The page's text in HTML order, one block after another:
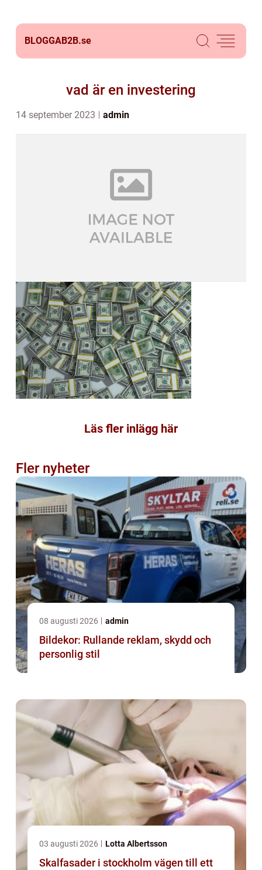
BLOGGAB2B.se
vad är en investering
14 september 2023 admin
Läs fler inlägg här
Fler nyheter
08 augusti 2026 admin
Bildekor: Rullande reklam, skydd och
personlig stil
03 augusti 2026 Lotta Albertsson
Skalfasader i stockholm vägen till ett